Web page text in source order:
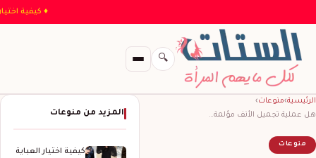
♦
🔍
الرئيسية›منوعات›
هل عملية تجميل الأنف مؤلمة…
منوعات
المزيد من منوعات
كيفية اختيار العباية